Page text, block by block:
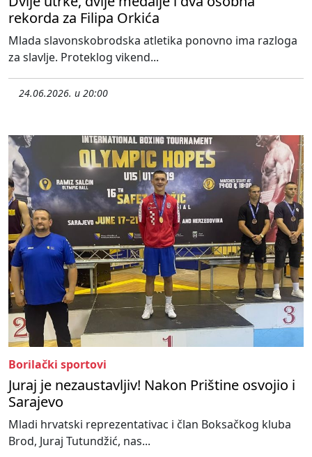
rekorda za Filipa Orkića
Mlada slavonskobrodska atletika ponovno ima razloga
za slavlje. Proteklog vikend...
24.06.2026. u 20:00
Borilački sportovi
Juraj je nezaustavljiv! Nakon Prištine osvojio i
Sarajevo
Mladi hrvatski reprezentativac i član Boksačkog kluba
Brod, Juraj Tutundžić, nas...